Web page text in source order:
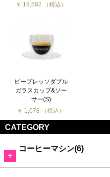
￥ 19,582 （税込）
ビープレッソダブル
ガラスカップ&ソー
サー(S)
￥ 1,078 （税込）
CATEGORY
＋
コーヒーマシン(6)